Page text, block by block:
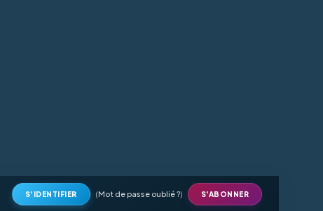
S'IDENTIFIER (Mot de passe oublié ?) S'ABONNER